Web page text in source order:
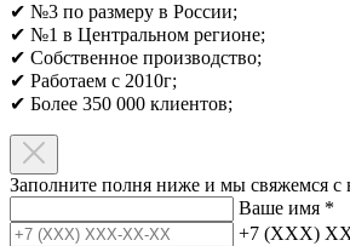
✔ №3 по размеру в России;
✔ №1 в Центральном регионе;
✔ Собственное производство;
✔ Работаем с 2010г;
✔ Более 350 000 клиентов;​
Заполните полня ниже и мы свяжемся с
Ваше имя *
+7 (XXX)